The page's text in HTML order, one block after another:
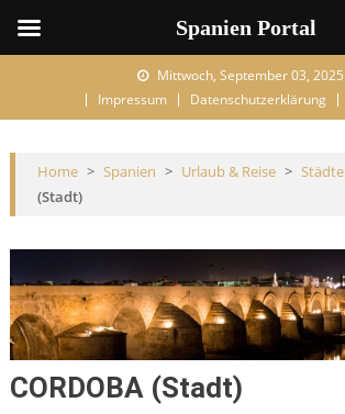
Mittwoch, September 03, 2025
Impressum
Datenschutzerklärung
Home > Spanien > Urlaub & Reise > Städte
(Stadt)
CORDOBA (Stadt)
Spanien Portal